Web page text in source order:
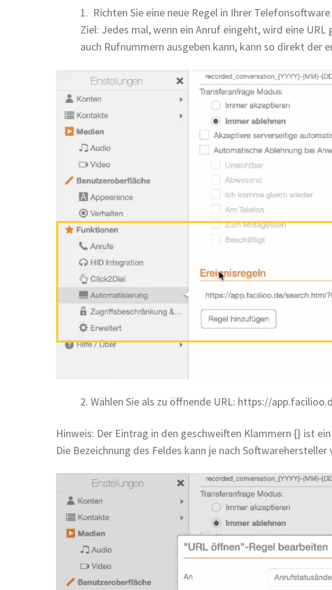
1. Richten Sie eine neue Regel in Ihrer
Ziel: Jedes mal, wenn ein Anruf eingeht, wird eine
auch Rufnummern ausgeben kann, kann so direkt der
2. Wählen Sie als zu öffnende URL: https://
Hinweis: Der Eintrag in den geschweiften Klammern {} ist
Die Bezeichnung des Feldes kann je nach Softwarehersteller